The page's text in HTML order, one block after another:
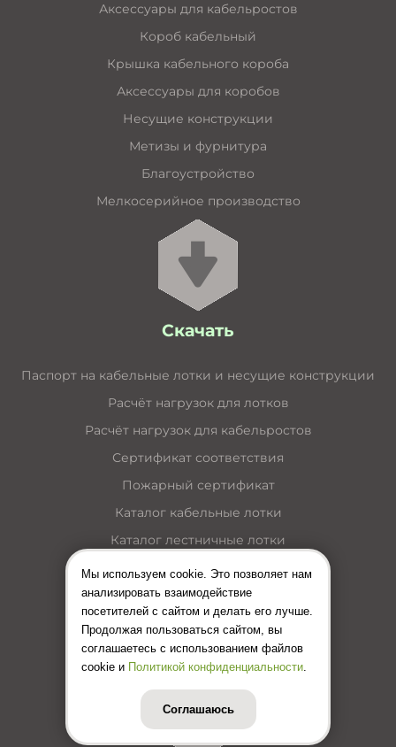
Аксессуары для кабельростов
Короб кабельный
Крышка кабельного короба
Аксессуары для коробов
Несущие конструкции
Метизы и фурнитура
Благоустройство
Мелкосерийное производство
Скачать
Паспорт на кабельные лотки и несущие конструкции
Расчёт нагрузок для лотков
Расчёт нагрузок для кабельростов
Сертификат соответствия
Пожарный сертификат
Каталог кабельные лотки
Каталог лестничные лотки
Каталог кабельные короба
Каталог несущие конструкции
Инструкция по монтажу лотков
Цены (Прайс-лист)
Мы используем cookie. Это позволяет нам
анализировать взаимодействие
посетителей с сайтом и делать его лучше.
Продолжая пользоваться сайтом, вы
соглашаетесь с использованием файлов
cookie и Политикой конфиденциальности.
Соглашаюсь